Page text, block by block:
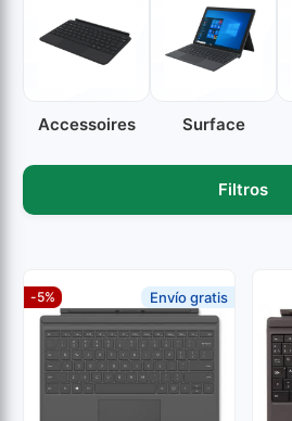
Accessoires Surface
Filtros
-5% Envío gratis